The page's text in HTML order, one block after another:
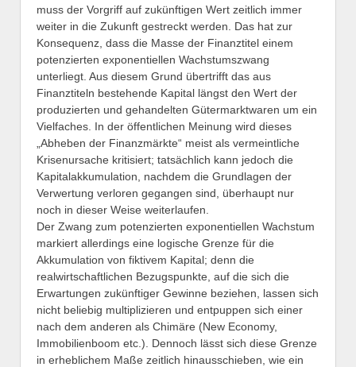
muss der Vorgriff auf zukünftigen Wert zeitlich immer
weiter in die Zukunft gestreckt werden. Das hat zur
Konsequenz, dass die Masse der Finanztitel einem
potenzierten exponentiellen Wachstumszwang
unterliegt. Aus diesem Grund übertrifft das aus
Finanztiteln bestehende Kapital längst den Wert der
produzierten und gehandelten Gütermarktwaren um ein
Vielfaches. In der öffentlichen Meinung wird dieses
„Abheben der Finanzmärkte“ meist als vermeintliche
Krisenursache kritisiert; tatsächlich kann jedoch die
Kapitalakkumulation, nachdem die Grundlagen der
Verwertung verloren gegangen sind, überhaupt nur
noch in dieser Weise weiterlaufen.
Der Zwang zum potenzierten exponentiellen Wachstum
markiert allerdings eine logische Grenze für die
Akkumulation von fiktivem Kapital; denn die
realwirtschaftlichen Bezugspunkte, auf die sich die
Erwartungen zukünftiger Gewinne beziehen, lassen sich
nicht beliebig multiplizieren und entpuppen sich einer
nach dem anderen als Chimäre (New Economy,
Immobilienboom etc.). Dennoch lässt sich diese Grenze
in erheblichem Maße zeitlich hinausschieben, wie ein